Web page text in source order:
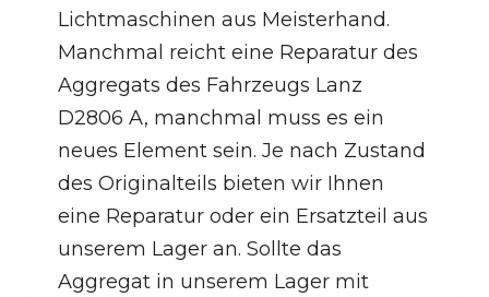
Lichtmaschinen aus Meisterhand.
Manchmal reicht eine Reparatur des
Aggregats des Fahrzeugs Lanz
D2806 A, manchmal muss es ein
neues Element sein. Je nach Zustand
des Originalteils bieten wir Ihnen
eine Reparatur oder ein Ersatzteil aus
unserem Lager an. Sollte das
Aggregat in unserem Lager mit